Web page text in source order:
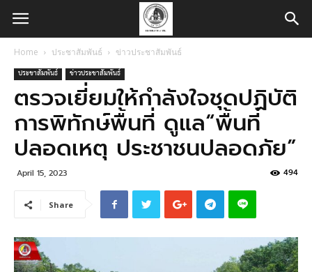
Home ประชาสัมพันธ์ ข่าวประชาสัมพันธ์
ประชาสัมพันธ์ ข่าวประชาสัมพันธ์
ตรวจเยี่ยมให้กำลังใจชุดปฏิบัติ
การพิทักษ์พื้นที่ ดูแล“พื้นที่
ปลอดเหตุ ประชาชนปลอดภัย”
April 15, 2023 494
Share